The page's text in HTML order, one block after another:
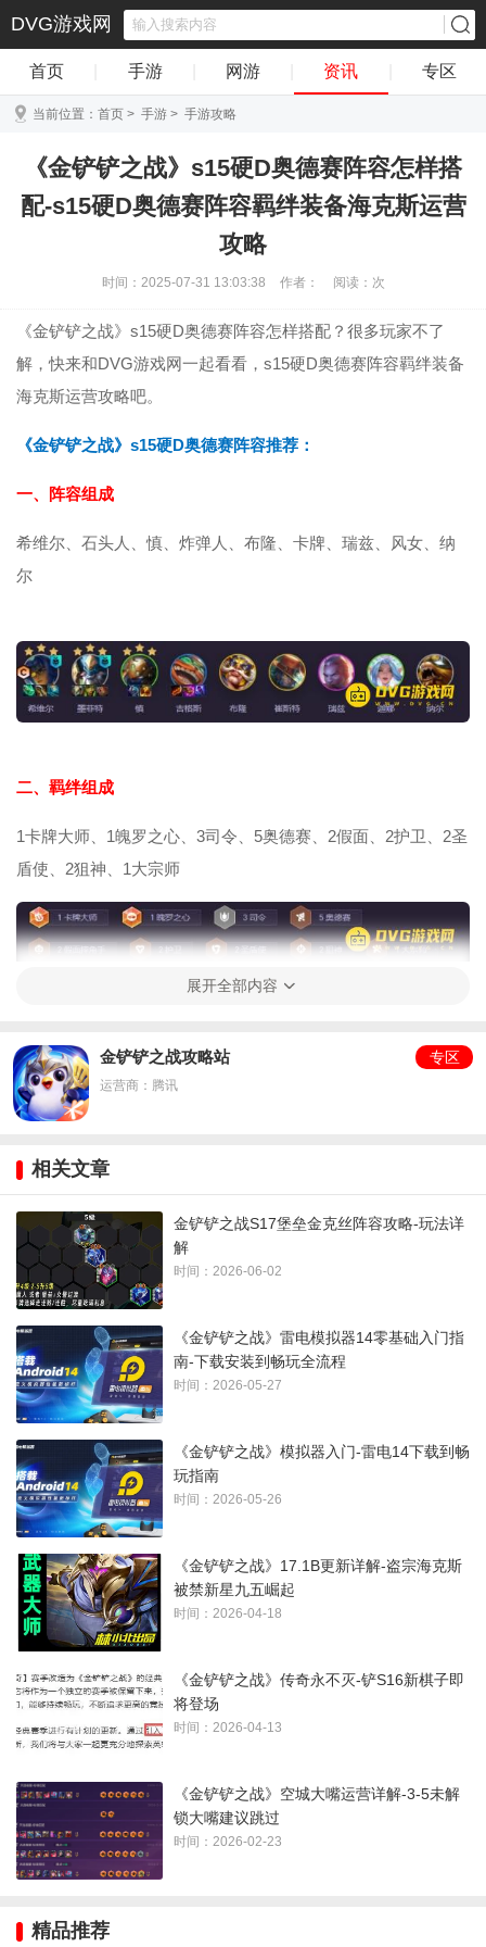
DVG游戏网
首页 手游 网游 资讯 专区
当前位置： 首页 > 手游 > 手游攻略
《金铲铲之战》s15硬D奥德赛阵容怎样搭
配-s15硬D奥德赛阵容羁绊装备海克斯运营
攻略
时间：2025-07-31 13:03:38 作者： 阅读： 次
《金铲铲之战》s15硬D奥德赛阵容怎样搭配？很多玩家不了
解，快来和DVG游戏网一起看看，s15硬D奥德赛阵容羁绊装备
海克斯运营攻略吧。
《金铲铲之战》s15硬D奥德赛阵容推荐：
一、阵容组成
希维尔、石头人、慎、炸弹人、布隆、卡牌、瑞兹、风女、纳
尔
二、羁绊组成
1卡牌大师、1魄罗之心、3司令、5奥德赛、2假面、2护卫、2圣
盾使、2狙神、1大宗师
1、希维尔：出血
2、 石头人：自私自利
四、强化符文
拿辅助追3的海克斯
五、核心装备推荐
1、希维尔：青龙刀、无尽、破防者
2、石头人：板甲、狂徒、反甲
3、慎：薄暮、日炎
4、炸弹人：羊刀、法爆、虚空之杖
展开全部内容
金铲铲之战攻略站
运营商：腾讯
专区
相关文章
金铲铲之战S17堡垒金克丝阵容攻略-玩法详
解
时间：2026-06-02
《金铲铲之战》雷电模拟器14零基础入门指
南-下载安装到畅玩全流程
时间：2026-05-27
《金铲铲之战》模拟器入门-雷电14下载到畅
玩指南
时间：2026-05-26
《金铲铲之战》17.1B更新详解-盗宗海克斯
被禁新星九五崛起
时间：2026-04-18
《金铲铲之战》传奇永不灭-铲S16新棋子即
将登场
时间：2026-04-13
《金铲铲之战》空城大嘴运营详解-3-5未解
锁大嘴建议跳过
时间：2026-02-23
精品推荐